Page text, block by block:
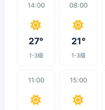
14:00
27°
1-3级
08:00
21°
1-3级
11:00 15:00